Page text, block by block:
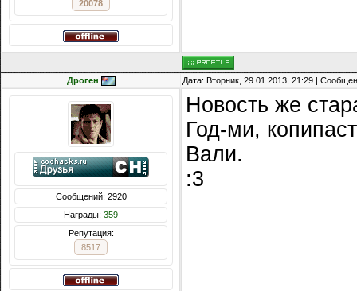
20078
Дроген Дата: Вторник, 29.01.2013, 21:29 |
Сообщений: 2920
Награды: 359
Репутация:
8517
Новость же
Год-ми,
Вали.
:3